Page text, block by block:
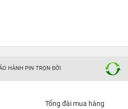
HÀNH PIN TRỌN ĐỜI
Tổng đài mua hàng